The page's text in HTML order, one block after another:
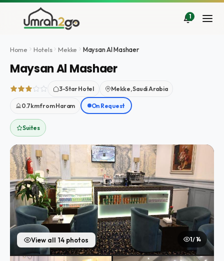
İçeriğe
1
Home Hotels Mekke Maysan Al Mashaer
Maysan Al Mashaer
3-Star Hotel Mekke, Saudi Arabia
0.7km from Haram On Request
Suites
View all 14 photos 1 / 14